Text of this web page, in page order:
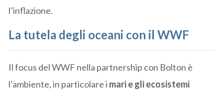
l’inflazione.
La tutela degli oceani con il WWF
Il focus del WWF nella partnership con Bolton è
l’ambiente, in particolare i mari e gli ecosistemi